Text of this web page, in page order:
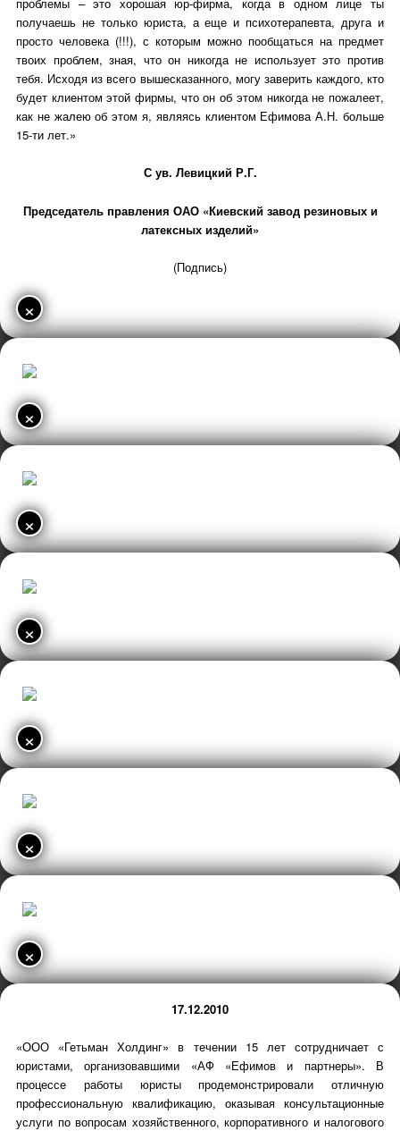
получаешь не только юриста, а еще и психотерапевта, друга и
просто человека (!!!), с которым можно пообщаться на предмет
твоих проблем, зная, что он никогда не использует это против
тебя. Исходя из всего вышесказанного, могу заверить каждого, кто
будет клиентом этой фирмы, что он об этом никогда не пожалеет,
как не жалею об этом я, являясь клиентом Ефимова А.Н. больше
15-ти лет.»
С ув. Левицкий Р.Г.
Председатель правления ОАО «Киевский завод резиновых и
латексных изделий»
(Подпись)
×
×
×
×
×
×
×
17.12.2010
«ООО «Гетьман Холдинг» в течении 15 лет сотрудничает с
юристами, организовавшими «АФ «Ефимов и партнеры». В
процессе работы юристы продемонстрировали отличную
профессиональную квалификацию, оказывая консультационные
услуги по вопросам хозяйственного, корпоративного и налогового